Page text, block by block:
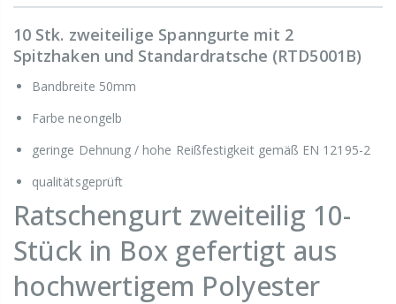
10 Stk. zweiteilige Spanngurte mit 2
Spitzhaken und Standardratsche (RTD5001B)
Bandbreite 50mm
Farbe neongelb
geringe Dehnung / hohe Reißfestigkeit gemäß EN 12195-2
qualitätsgeprüft
Ratschengurt zweiteilig 10-
Stück in Box gefertigt aus
hochwertigem Polyester